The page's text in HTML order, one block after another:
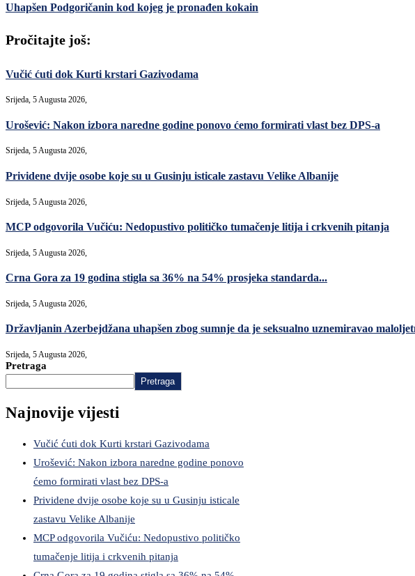
Uhapšen Podgoričanin kod kojeg je pronađen kokain
Pročitajte još:
Vučić ćuti dok Kurti krstari Gazivodama
Srijeda, 5 Augusta 2026,
Urošević: Nakon izbora naredne godine ponovo ćemo formirati vlast bez DPS-a
Srijeda, 5 Augusta 2026,
Prividene dvije osobe koje su u Gusinju isticale zastavu Velike Albanije
Srijeda, 5 Augusta 2026,
MCP odgovorila Vučiću: Nedopustivo političko tumačenje litija i crkvenih pitanja
Srijeda, 5 Augusta 2026,
Crna Gora za 19 godina stigla sa 36% na 54% prosjeka standarda...
Srijeda, 5 Augusta 2026,
Državljanin Azerbejdžana uhapšen zbog sumnje da je seksualno uznemiravao
Srijeda, 5 Augusta 2026,
Pretraga
Pretraga
Najnovije vijesti
Vučić ćuti dok Kurti krstari Gazivodama
Urošević: Nakon izbora naredne godine ponovo
ćemo formirati vlast bez DPS-a
Prividene dvije osobe koje su u Gusinju isticale
zastavu Velike Albanije
MCP odgovorila Vučiću: Nedopustivo političko
tumačenje litija i crkvenih pitanja